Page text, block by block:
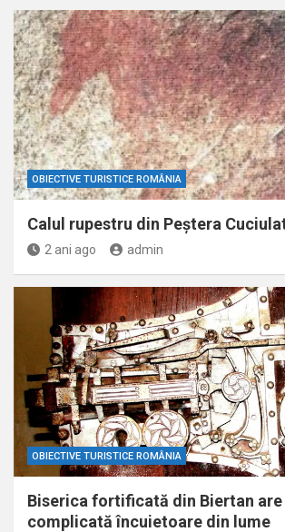
OBIECTIVE TURISTICE ROMÂNIA
Calul rupestru din Peştera
2 ani ago admin
OBIECTIVE TURISTICE ROMÂNIA
Biserica fortificată din Biertan are
complicată încuietoare din lume